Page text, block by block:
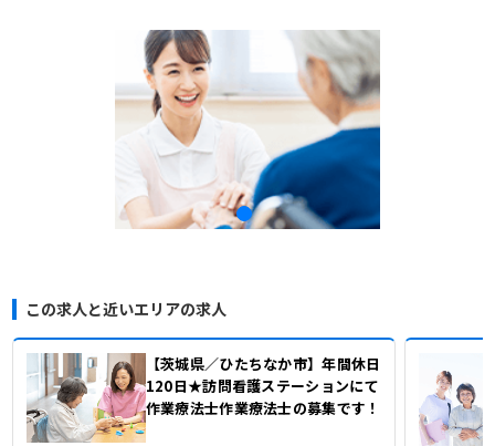
この求人と近いエリアの求人
【茨城県／ひたちなか市】年間休日
120日★訪問看護ステーションにて
作業療法士作業療法士の募集です！